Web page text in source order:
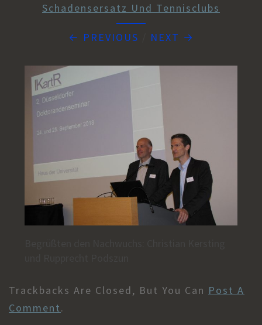
Schadensersatz Und Tennisclubs
← PREVIOUS NEXT →
Trackbacks Are Closed, But You Can Post A
Comment.